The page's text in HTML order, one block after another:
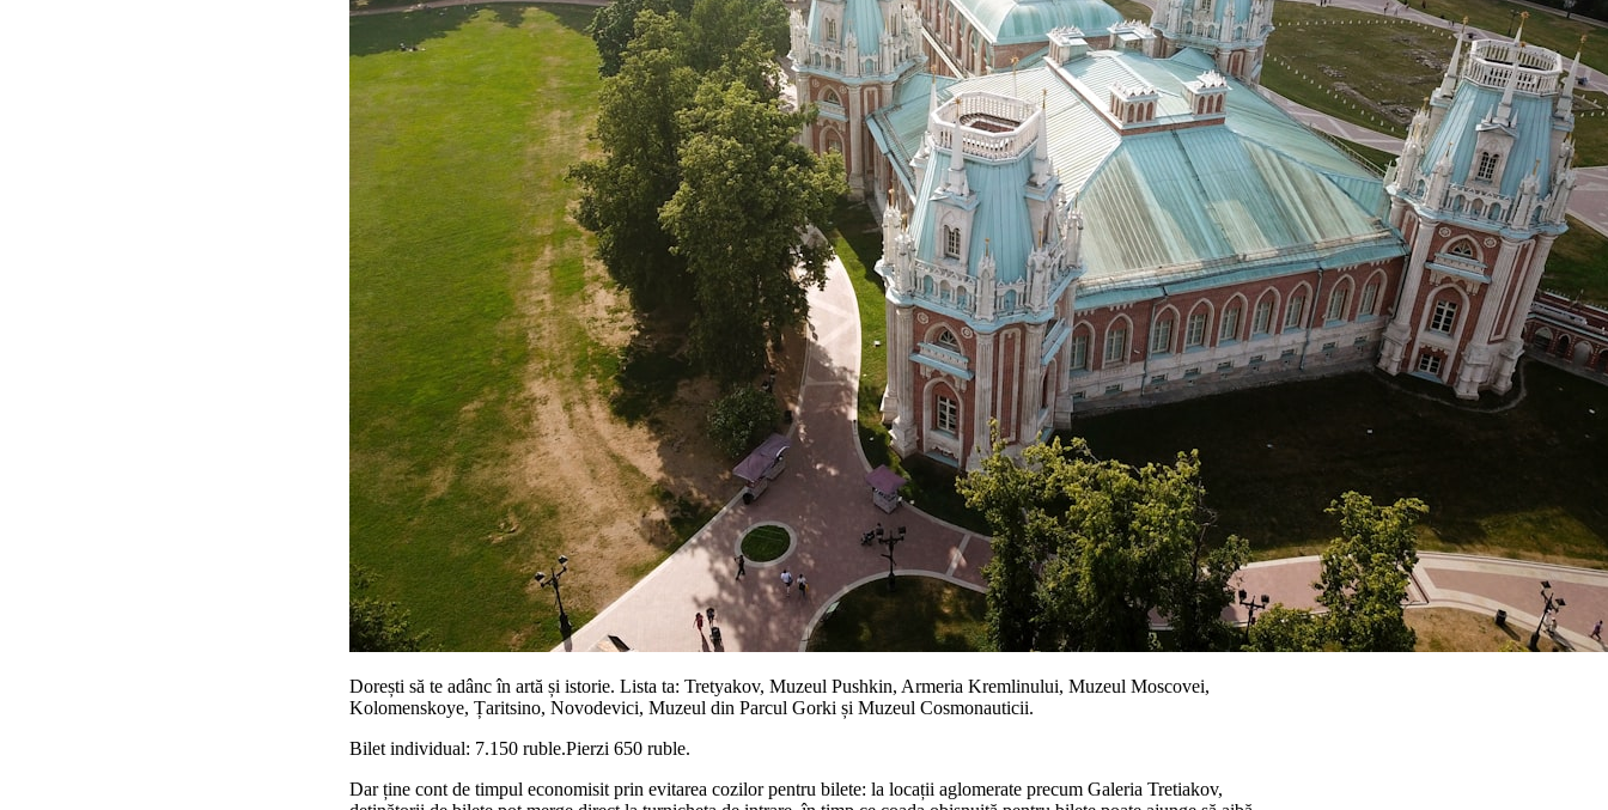
Dorești să te adânc în artă și istorie. Lista ta: Tretyakov, Muzeul Pushkin, Armeria Kremlinului, Muzeul Moscovei,
Kolomenskoye, Țaritsino, Novodevici, Muzeul din Parcul Gorki și Muzeul Cosmonauticii.
Bilet individual: 7.150 ruble.Pierzi 650 ruble.
Dar ține cont de timpul economisit prin evitarea cozilor pentru bilete: la locații aglomerate precum Galeria Tretiakov,